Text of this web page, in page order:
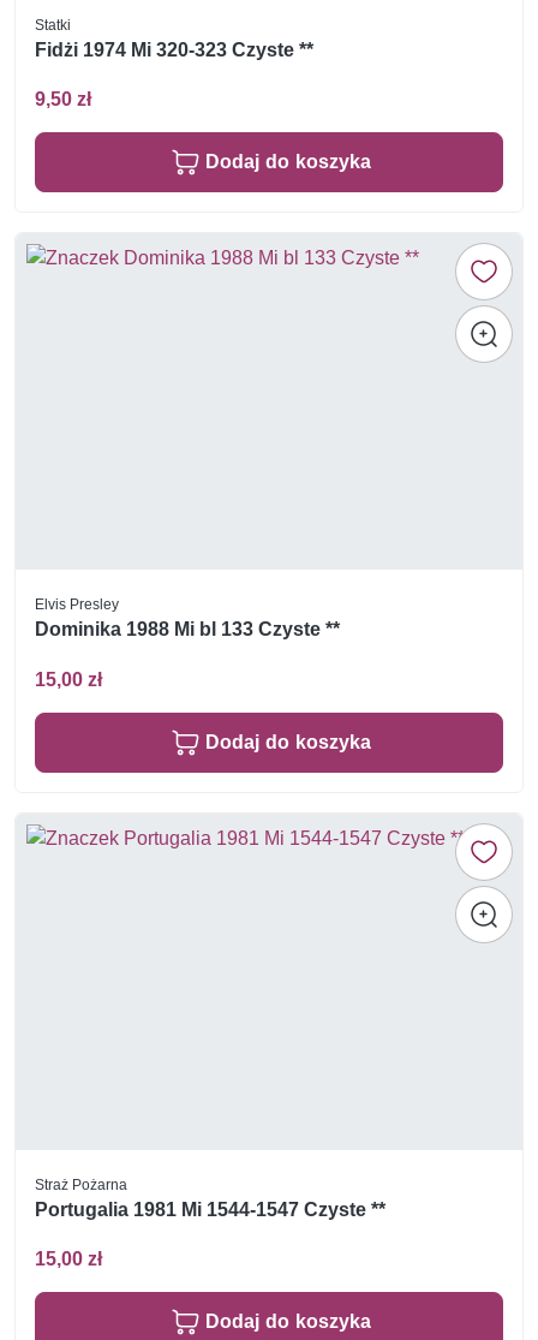
Statki
Fidżi 1974 Mi 320-323 Czyste **
9,50 zł
Dodaj do koszyka
Elvis Presley
Dominika 1988 Mi bl 133 Czyste **
15,00 zł
Dodaj do koszyka
Straż Pożarna
Portugalia 1981 Mi 1544-1547 Czyste **
15,00 zł
Dodaj do koszyka